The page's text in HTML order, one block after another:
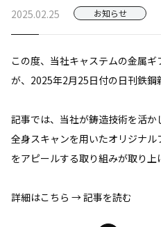
2025.02.25 お知らせ
この度、当社キャステムの金属ギ
が、2025年2月25日付の日刊鉄鋼
記事では、当社が鋳造技術を活か
全身スキャンを用いたオリジナ
をアピールする取り組みが取り上
詳細はこちら →記事を読む